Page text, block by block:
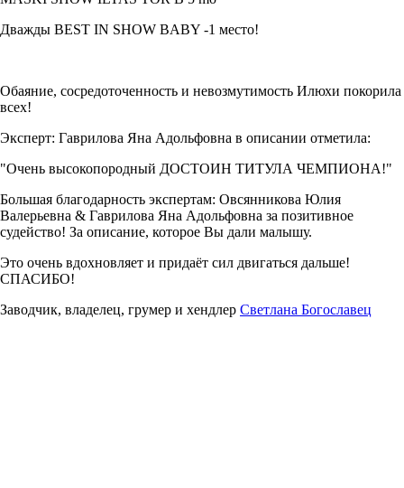
Дважды BEST IN SHOW BABY -1 место!
Обаяние, сосредоточенность и невозмутимость Илюхи покорила
всех!
Эксперт: Гаврилова Яна Адольфовна в описании отметила:
"Очень высокопородный ДОСТОИН ТИТУЛА ЧЕМПИОНА!"
Большая благодарность экспертам: Овсянникова Юлия
Валерьевна & Гаврилова Яна Адольфовна за позитивное
судейство! За описание, которое Вы дали малышу.
Это очень вдохновляет и придаёт сил двигаться дальше!
СПАСИБО!
Заводчик, владелец, грумер и хендлер Светлана Богославец